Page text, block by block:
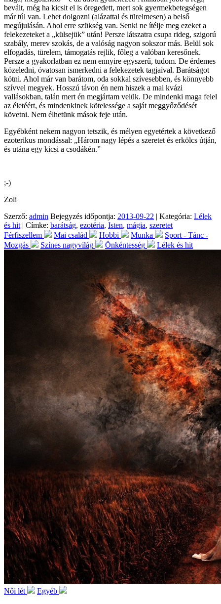
bevált, még ha kicsit el is öregedett, mert sok gyermekbetegségen
már túl van. Lehet dolgozni (alázattal és türelmesen) a belső
megújulásán. Ahol erre szükség van. Senki ne ítélje meg ezeket a
felekezeteket a „külsejük” után! Persze látszatra csupa rideg, szigorú
szabály, merev szokás, de a valóság nagyon sokszor más. Belül sok
elfogadás, türelem, támogatás rejlik, főleg a valóban keresőnek.
Persze a gyakorlatban ez nem ennyire egyszerű, tudom. De érdemes
közeledni, óvatosan ismerkedni a felekezetek tagjaival. Barátságot
kötni. Ahol már van barátom, oda sokkal szívesebben, és könnyebb
szívvel megyek. Hosszú távon én nem hiszek a mai kvázi
vallásokban, talán mert én megjártam velük. De mindenki maga felel
az életéért, és mindenkinek kötelessége a saját meggyőződését
követni. Nem élhetünk mások feje után.
Egyébként nekem nagyon tetszik, és mélyen egyetértek a következő
ezoterikus mondással: „Három nagy lépés a szeretet és erkölcs útján,
és utána egy kicsi a csodákén.”
;-)
Zoli
Szerző: admin Bejegyzés időpontja: 2013-09-22 | Kategória: Lélek
és hit | Címke: barátság, ezotéria, Isten, mágia, szeretet
Férfiszellem
Mai család Hobbi Munka
Sport - Tánc -
Mozgás
Színes nagyvilág Önkéntesség Lélek és hit
Női lét Egyéb